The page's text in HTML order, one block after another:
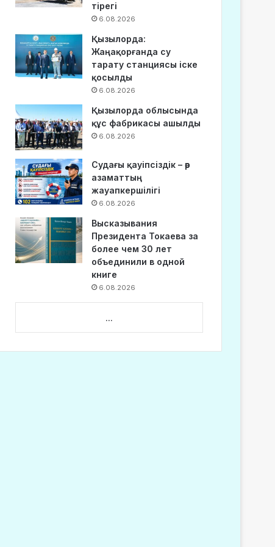
тірегі
6.08.2026
Қызылорда:
Жаңақорғанда су
тарату станциясы іске
қосылды
6.08.2026
Қызылорда облысында
құс фабрикасы ашылды
6.08.2026
Судағы қауіпсіздік – әр
азаматтың
жауапкершілігі
6.08.2026
Высказывания
Президента Токаева за
более чем 30 лет
объединили в одной
книге
6.08.2026
...